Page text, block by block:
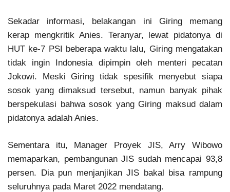
Sekadar informasi, belakangan ini Giring memang
kerap mengkritik Anies. Teranyar, lewat pidatonya di
HUT ke-7 PSI beberapa waktu lalu, Giring mengatakan
tidak ingin Indonesia dipimpin oleh menteri pecatan
Jokowi. Meski Giring tidak spesifik menyebut siapa
sosok yang dimaksud tersebut, namun banyak pihak
berspekulasi bahwa sosok yang Giring maksud dalam
pidatonya adalah Anies.
Sementara itu, Manager Proyek JIS, Arry Wibowo
memaparkan, pembangunan JIS sudah mencapai 93,8
persen. Dia pun menjanjikan JIS bakal bisa rampung
seluruhnya pada Maret 2022 mendatang.